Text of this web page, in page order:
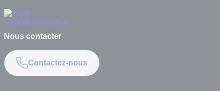
Nous contacter
Contactez-nous